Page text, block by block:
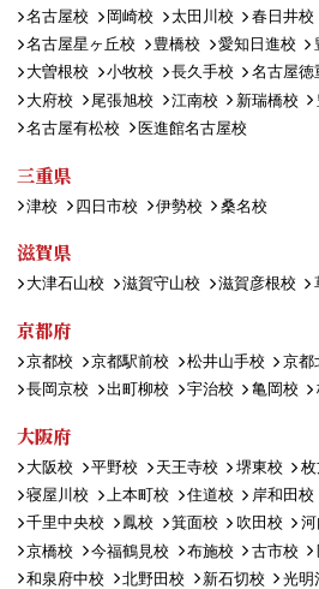
名古屋校 岡崎校 太田川校 春日井校
名古屋星ヶ丘校
豊橋校 愛知日進校
大曽根校
小牧校 長久手校 名古屋徳
大府校
尾張旭校 江南校 新瑞橋校
名古屋有松校
医進館名古屋校
三重県
津校 四日市校 伊勢校 桑名校
滋賀県
大津石山校 滋賀守山校 滋賀彦根校
京都府
京都校 京都駅前校 松井山手校 京都
長岡京校
出町柳校 宇治校 亀岡校
大阪府
大阪校 平野校 天王寺校 堺東校 枚
寝屋川校
上本町校 住道校 岸和田校
千里中央校
鳳校 箕面校 吹田校
京橋校
今福鶴見校 布施校 古市校
和泉府中校
北野田校 新石切校 光明